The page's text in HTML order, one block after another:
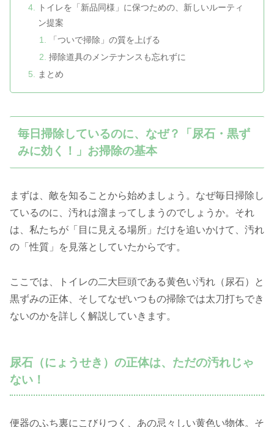
トイレを「新品同様」に保つための、新しいルーティ
ン提案
「ついで掃除」の質を上げる
掃除道具のメンテナンスも忘れずに
まとめ
毎日掃除しているのに、なぜ？「尿石・黒ず
みに効く！」お掃除の基本
まずは、敵を知ることから始めましょう。なぜ毎日掃除し
ているのに、汚れは溜まってしまうのでしょうか。それ
は、私たちが「目に見える場所」だけを追いかけて、汚れ
の「性質」を見落としていたからです。
ここでは、トイレの二大巨頭である黄色い汚れ（尿石）と
黒ずみの正体、そしてなぜいつもの掃除では太刀打ちでき
ないのかを詳しく解説していきます。
尿石（にょうせき）の正体は、ただの汚れじゃ
ない！
便器のふち裏にこびりつく、あの忌々しい黄色い物体。そ